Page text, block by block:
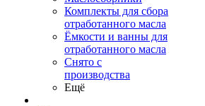
Комплекты для сбора
отработанного масла
Ёмкости и ванны для
отработанного масла
Снято с
производства
Ещё